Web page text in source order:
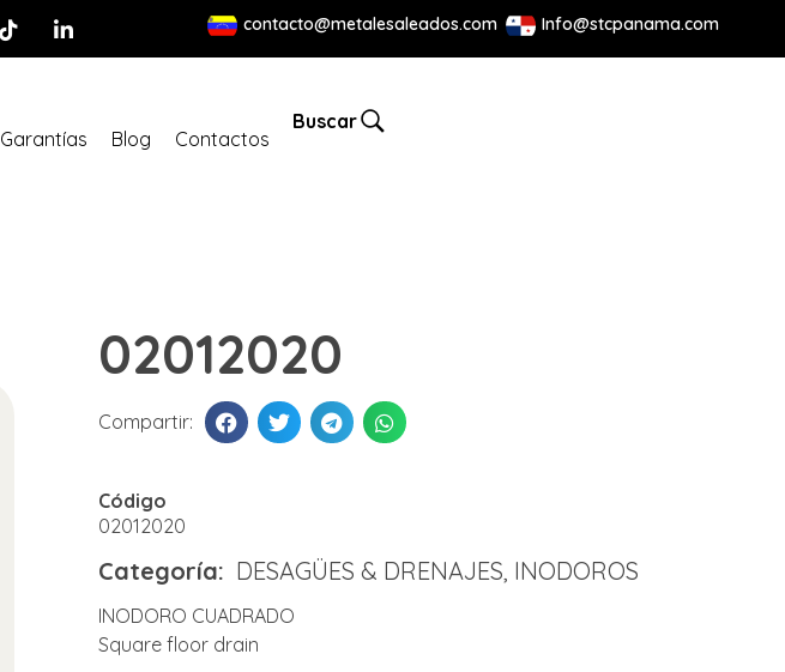
contacto@metalesaleados.com Info@stcpanama.com
Garantías Blog Contactos
Buscar
02012020
Compartir:
Código
02012020
Categoría: DESAGÜES & DRENAJES, INODOROS
INODORO CUADRADO
Square floor drain